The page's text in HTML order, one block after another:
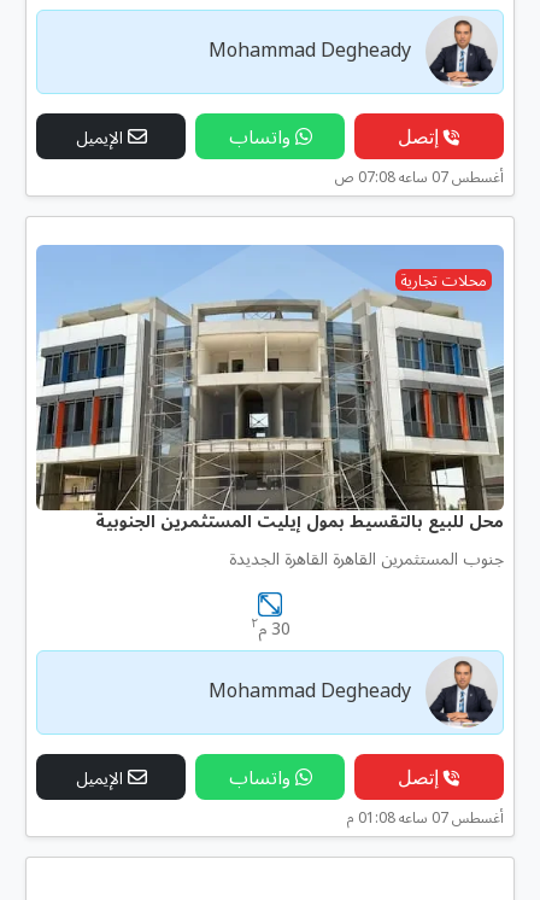
Mohammad Degheady
إتصل واتساب الإيميل
أغسطس 07 ساعه 07:08 ص
محلات تجارية
محل للبيع بالتقسيط بمول إيليت المستثمرين الجنوبية
جنوب المستثمرين القاهرة القاهرة الجديدة
30 م ٢
Mohammad Degheady
إتصل واتساب الإيميل
أغسطس 07 ساعه 01:08 م